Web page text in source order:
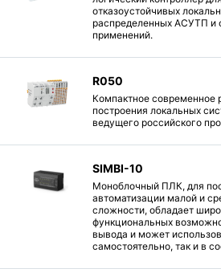
отказоустойчивых
распределенных АСУТП и
применений.
R050
Компактное современное
построения локальных
ведущего российского
SIMBI-10
Моноблочный ПЛК, для
автоматизации малой и
сложности, обладает
функциональных
вывода и может
самостоятельно, так и в
качестве